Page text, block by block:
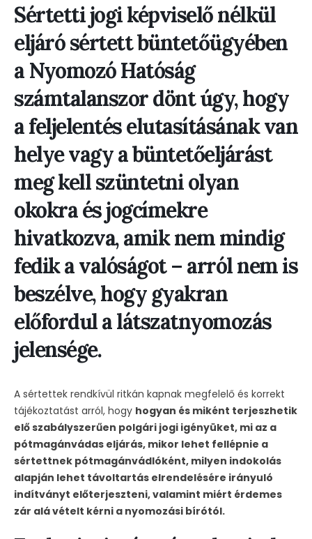
Sértetti jogi képviselő nélkül
eljáró sértett büntetőügyében
a Nyomozó Hatóság
számtalanszor dönt úgy, hogy
a feljelentés elutasításának van
helye vagy a büntetőeljárást
meg kell szüntetni olyan
okokra és jogcímekre
hivatkozva, amik nem mindig
fedik a valóságot – arról nem is
beszélve, hogy gyakran
előfordul a látszatnyomozás
jelensége.
A sértettek rendkívül ritkán kapnak megfelelő és korrekt
tájékoztatást arról, hogy hogyan és miként terjeszhetik
elő szabályszerűen polgári jogi igényüket, mi az a
pótmagánvádas eljárás, mikor lehet fellépnie a
sértettnek pótmagánvádlóként, milyen indokolás
alapján lehet távoltartás elrendelésére irányuló
indítványt előterjeszteni, valamint miért érdemes
zár alá vételt kérni a nyomozási bírótól.